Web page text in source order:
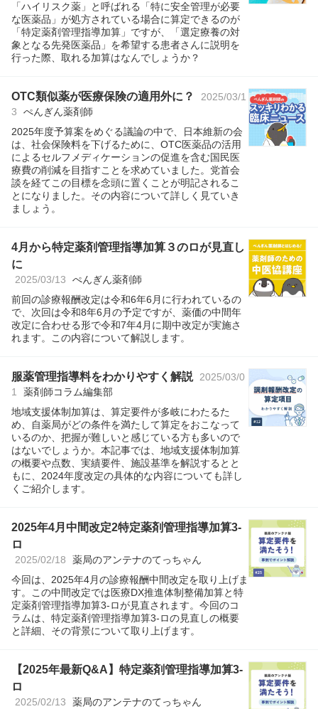
「ハイリスク薬」と呼ばれる「特に安全管理が必要
な医薬品」が処方されている場合に算定できるのが
「特定薬剤管理指導加算」ですが、「選定療養の対
象となる先発医薬品」を希望する患者さんに説明を
行った際、取れる加算はなんでしょうか？
OTC類似薬が医療保険の適用外に？
2025/03/1
3
ぺんぎん薬剤師
2025年度予算案をめぐる議論の中で、日本維新の会
は、社会保険料を下げるために、OTC医薬品の活用
によるセルフメディケーションの促進を含む国民医
療費の削減を目指すことを求めていました。党首会
談を経てこの目標を念頭に置くことが明記されるこ
とになりました。その内容について詳しく見ていき
ましょう。
4月から特定薬剤管理指導加算３のロが見直し
に
2025/03/13 ぺんぎん薬剤師
前回の診療報酬改定は令和6年6月に行われているの
で、次回は令和8年6月の予定ですが、薬価の中間年
改定に合わせる形で令和7年4月に期中改定が実施さ
れます。この内容について解説します。
服薬管理指導料をわかりやすく解説 2025/03/0
1
薬剤師コラム編集部
地域支援体制加算は、算定要件が多岐にわたるた
め、自薬局がどの条件を満たして算定をおこなって
いるのか、把握が難しいと感じている方も多いので
はないでしょうか。本記事では、地域支援体制加算
の概要や点数、実績要件、施設基準を解説するとと
もに、2024年度改定の具体的な内容についても詳し
くご紹介します。
2025年4月中間改定2特定薬剤管理指導加算3-
ロ
2025/02/18 薬局のアンテナのてっちゃん
今回は、2025年4月の診療報酬中間改定を取り上げま
す。この中間改定では医療DX推進体制整備加算と特
定薬剤管理指導加算3-ロが見直されます。今回のコ
ラムは、特定薬剤管理指導加算3-ロの見直しの概要
と詳細、その背景について取り上げます。
【2025年最新Q&A】特定薬剤管理指導加算3-
ロ
2025/02/13 薬局のアンテナのてっちゃん